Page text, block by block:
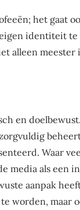
het gaat
identiteit
alleen meester
en
Waar
media als een
aanpak
worden, maar